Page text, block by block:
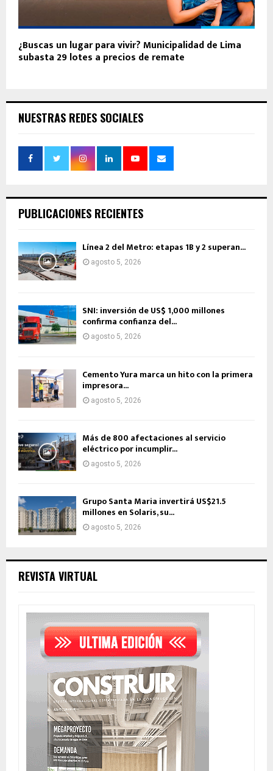
¿Buscas un lugar para vivir? Municipalidad de Lima
subasta 29 lotes a precios de remate
NUESTRAS REDES SOCIALES
PUBLICACIONES RECIENTES
Línea 2 del Metro: etapas 1B y 2 superan...
agosto 5, 2026
SNI: inversión de US$ 1,000 millones
confirma confianza del...
agosto 5, 2026
Cemento Yura marca un hito con la primera
impresora...
agosto 5, 2026
Más de 800 afectaciones al servicio
eléctrico por incumplir...
agosto 5, 2026
Grupo Santa Maria invertirá US$21.5
millones en Solaris, su...
agosto 5, 2026
REVISTA VIRTUAL